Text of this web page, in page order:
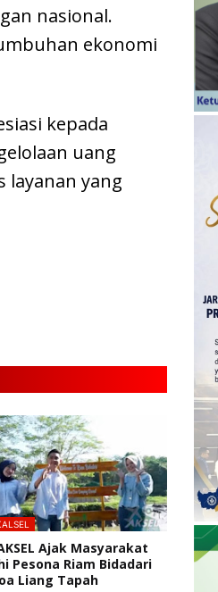
nasional.
ekonomi
kepada
uang
layanan yang
Ajak Masyarakat
Pesona Riam Bidadari
Liang Tapah